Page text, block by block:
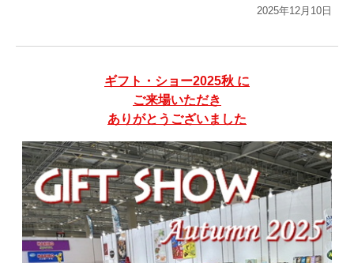
2025年12月10日
ギフト・ショー2025秋 に
ご来場いただき
ありがとうございました